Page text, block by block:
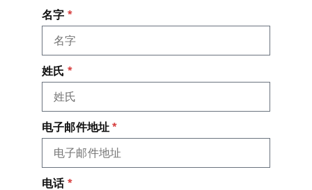
名字
姓氏
电子邮件地址
电话